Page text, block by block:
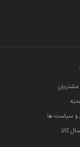
مشتریان
و سیاست ها
کالا